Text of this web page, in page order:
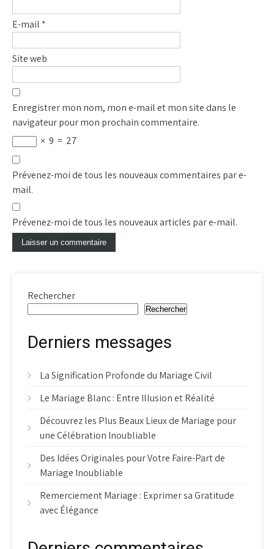
E-mail *
Site web
Enregistrer mon nom, mon e-mail et mon site dans le
navigateur pour mon prochain commentaire.
× 9 = 27
Prévenez-moi de tous les nouveaux commentaires par e-
mail.
Prévenez-moi de tous les nouveaux articles par e-mail.
Rechercher
Rechercher
Derniers messages
La Signification Profonde du Mariage Civil
Le Mariage Blanc : Entre Illusion et Réalité
Découvrez les Plus Beaux Lieux de Mariage pour
une Célébration Inoubliable
Des Idées Originales pour Votre Faire-Part de
Mariage Inoubliable
Remerciement Mariage : Exprimer sa Gratitude
avec Élégance